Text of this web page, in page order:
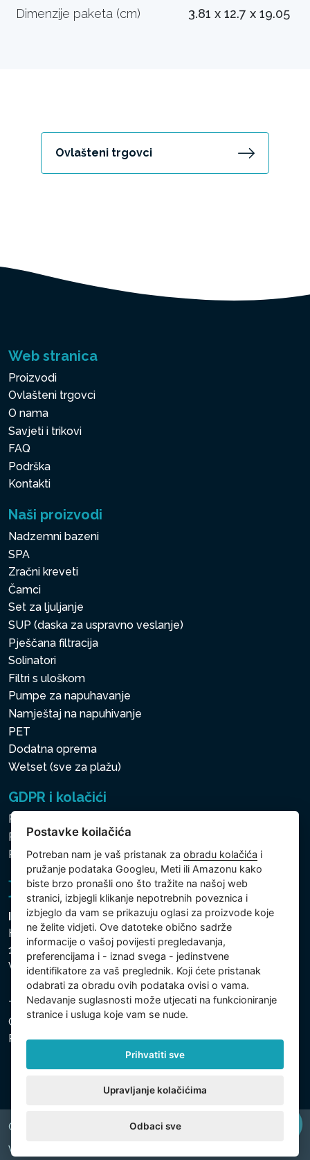
Dimenzije paketa (cm) 3.81 x 12.7 x 19.05
Ovlašteni trgovci
Web stranica
Proizvodi
Ovlašteni trgovci
O nama
Savjeti i trikovi
FAQ
Podrška
Kontakti
Naši proizvodi
Nadzemni bazeni
SPA
Zračni kreveti
Čamci
Set za ljuljanje
SUP (daska za uspravno veslanje)
Pješčana filtracija
Solinatori
Filtri s uloškom
Pumpe za napuhavanje
Namještaj na napuhivanje
PET
Dodatna oprema
Wetset (sve za plažu)
GDPR i kolačići
Pravila zaštite osobnih i drugih obrađivanih podataka
Politika kolačića
Postavke koilačića
Intex Trading, s.r.o.
Hradecká 2526/3
130 00 Praha 3
Vinohrady - Česká republika
Tvrtka je registrirana pri Općinskom sudu u Pragu, Odjel
C, uložak 74759. Identifikacijski broj tvrtke: 26150808,
Porezni identifikacijski broj: CZ26150808.
Copyright © 2026 INTEX TRADING s.r.o. All rights reserved.
Web by
Postavke koilačića
Potreban nam je vaš pristanak zaobradu kolačića i
pružanje podataka Googleu, Meti ili Amazonu kako
biste brzo pronašli ono što tražite na našoj web
stranici, izbjegli klikanje nepotrebnih poveznica i
izbjeglo da vam se prikazuju oglasi za proizvode koje
ne želite vidjeti. Ove datoteke obično sadrže
informacije o vašoj povijesti pregledavanja,
preferencijama i - iznad svega - jedinstvene
identifikatore za vaš preglednik. Koji ćete pristanak
odabrati za obradu ovih podataka ovisi o vama.
Nedavanje suglasnosti može utjecati na funkcioniranje
stranice i usluga koje vam se nude.
Prihvatiti sve
Upravljanje kolačićima
Odbaci sve